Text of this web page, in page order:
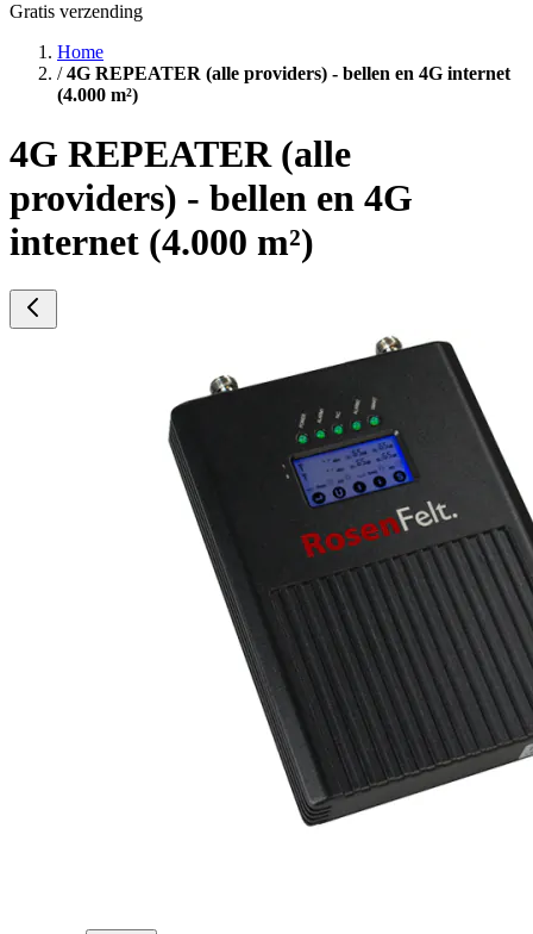
Gratis verzending
Home
/4G REPEATER (alle providers) - bellen en 4G internet
(4.000 m²)
4G REPEATER (alle
providers) - bellen en 4G
internet (4.000 m²)